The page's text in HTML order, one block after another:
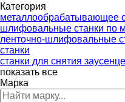
Категория
металлообрабатывающее
шлифовальные станки по
ленточно-шлифовальные
станки
станки для снятия
показать все
Марка